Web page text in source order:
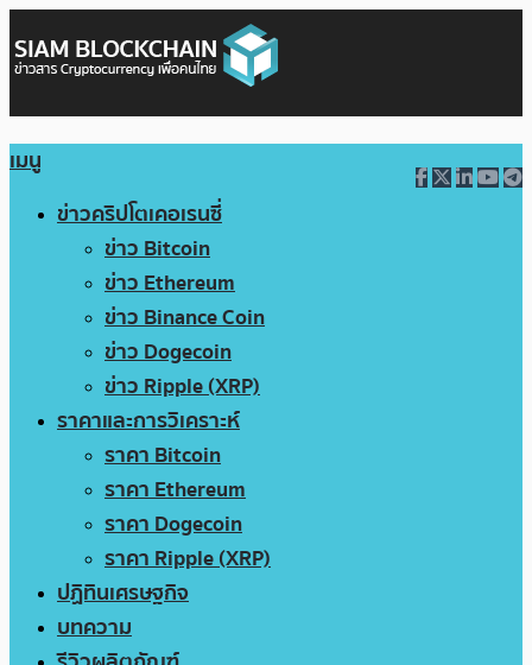
เมนู
ข่าวคริปโตเคอเรนซี่
ข่าว Bitcoin
ข่าว Ethereum
ข่าว Binance Coin
ข่าว Dogecoin
ข่าว Ripple (XRP)
ราคาและการวิเคราะห์
ราคา Bitcoin
ราคา Ethereum
ราคา Dogecoin
ราคา Ripple (XRP)
ปฏิทินเศรษฐกิจ
บทความ